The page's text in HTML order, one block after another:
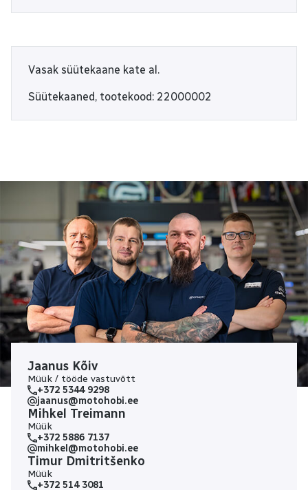
Jaanus Kõiv
Müük / tööde vastuvõtt
+372 5344 9298
jaanus@motohobi.ee
Mihkel Treimann
Müük
+372 5886 7137
mihkel@motohobi.ee
Timur Dmitritšenko
Müük
+372 514 3081
Vasak süütekaane kate al.
Süütekaaned, tootekood: 22000002